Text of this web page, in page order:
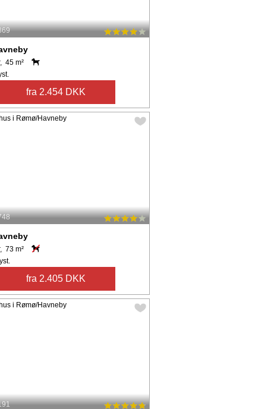
45 m²
fra 2.454 DKK
73 m²
fra 2.405 DKK